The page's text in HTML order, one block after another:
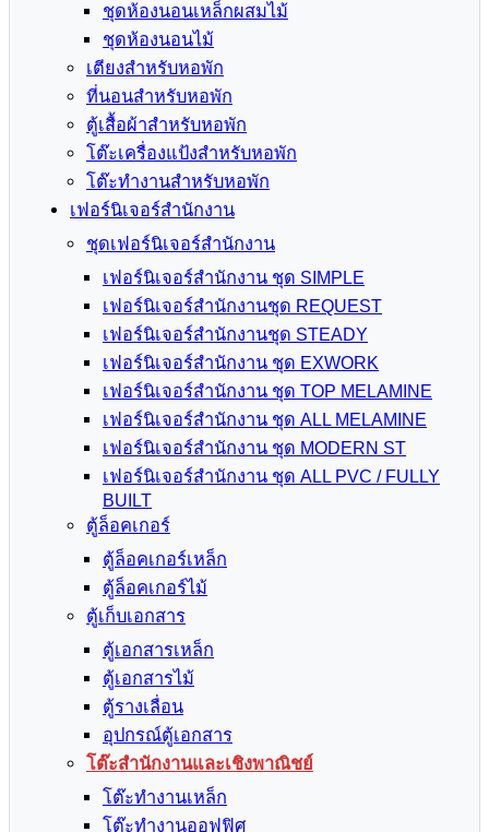
ชุดห้องนอนเหล็กผสมไม้
ชุดห้องนอนไม้
เตียงสำหรับหอพัก
ที่นอนสำหรับหอพัก
ตู้เสื้อผ้าสำหรับหอพัก
โต๊ะเครื่องแป้งสำหรับหอพัก
โต๊ะทำงานสำหรับหอพัก
เฟอร์นิเจอร์สำนักงาน
ชุดเฟอร์นิเจอร์สำนักงาน
เฟอร์นิเจอร์สำนักงาน ชุด SIMPLE
เฟอร์นิเจอร์สำนักงานชุด REQUEST
เฟอร์นิเจอร์สำนักงานชุด STEADY
เฟอร์นิเจอร์สำนักงาน ชุด EXWORK
เฟอร์นิเจอร์สำนักงาน ชุด TOP MELAMINE
เฟอร์นิเจอร์สำนักงาน ชุด ALL MELAMINE
เฟอร์นิเจอร์สำนักงาน ชุด MODERN ST
เฟอร์นิเจอร์สำนักงาน ชุด ALL PVC / FULLY
BUILT
ตู้ล็อคเกอร์
ตู้ล็อคเกอร์เหล็ก
ตู้ล็อคเกอร์ไม้
ตู้เก็บเอกสาร
ตู้เอกสารเหล็ก
ตู้เอกสารไม้
ตู้รางเลื่อน
อุปกรณ์ตู้เอกสาร
โต๊ะสำนักงานและเชิงพาณิชย์
โต๊ะทำงานเหล็ก
โต๊ะทำงานออฟฟิศ